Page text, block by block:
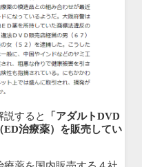
すると
「アダルトDVD
ED治療薬）を販売してい